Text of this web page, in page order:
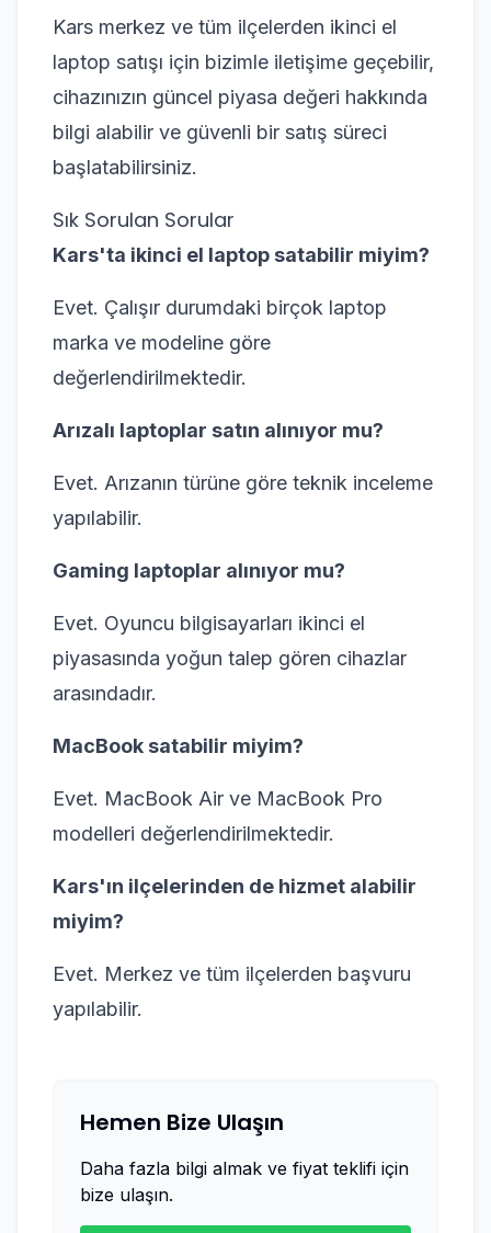
Kars merkez ve tüm ilçelerden ikinci el
laptop satışı için bizimle iletişime geçebilir,
cihazınızın güncel piyasa değeri hakkında
bilgi alabilir ve güvenli bir satış süreci
başlatabilirsiniz.
Sık Sorulan Sorular
Kars'ta ikinci el laptop satabilir miyim?
Evet. Çalışır durumdaki birçok laptop
marka ve modeline göre
değerlendirilmektedir.
Arızalı laptoplar satın alınıyor mu?
Evet. Arızanın türüne göre teknik inceleme
yapılabilir.
Gaming laptoplar alınıyor mu?
Evet. Oyuncu bilgisayarları ikinci el
piyasasında yoğun talep gören cihazlar
arasındadır.
MacBook satabilir miyim?
Evet. MacBook Air ve MacBook Pro
modelleri değerlendirilmektedir.
Kars'ın ilçelerinden de hizmet alabilir
miyim?
Evet. Merkez ve tüm ilçelerden başvuru
yapılabilir.
Hemen Bize Ulaşın
Daha fazla bilgi almak ve fiyat teklifi için
bize ulaşın.